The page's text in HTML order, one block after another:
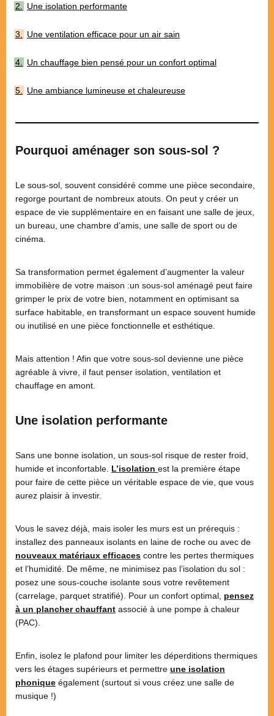
Une isolation performante
Une ventilation efficace pour un air sain
Un chauffage bien pensé pour un confort optimal
Une ambiance lumineuse et chaleureuse
Pourquoi aménager son sous-sol ?
Le sous-sol, souvent considéré comme une pièce secondaire,
regorge pourtant de nombreux atouts. On peut y créer un
espace de vie supplémentaire en en faisant une salle de jeux,
un bureau, une chambre d’amis, une salle de sport ou de
cinéma.
Sa transformation permet également d’augmenter la valeur
immobilière de votre maison :un sous-sol aménagé peut faire
grimper le prix de votre bien, notamment en optimisant sa
surface habitable, en transformant un espace souvent humide
ou inutilisé en une pièce fonctionnelle et esthétique.
Mais attention ! Afin que votre sous-sol devienne une pièce
agréable à vivre, il faut penser isolation, ventilation et
chauffage en amont.
Une isolation performante
Sans une bonne isolation, un sous-sol risque de rester froid,
humide et inconfortable. L’isolation est la première étape
pour faire de cette pièce un véritable espace de vie, que vous
aurez plaisir à investir.
Vous le savez déjà, mais isoler les murs est un prérequis :
installez des panneaux isolants en laine de roche ou avec de
nouveaux matériaux efficaces contre les pertes thermiques
et l’humidité. De même, ne minimisez pas l’isolation du sol :
posez une sous-couche isolante sous votre revêtement
(carrelage, parquet stratifié). Pour un confort optimal, pensez
à un plancher chauffant associé à une pompe à chaleur
(PAC).
Enfin, isolez le plafond pour limiter les déperditions thermiques
vers les étages supérieurs et permettre une isolation
phonique également (surtout si vous créez une salle de
musique !)